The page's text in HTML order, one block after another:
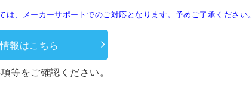
、メーカーサポートでのご対応となります。予めご了承ください。
報はこちら
等をご確認ください。